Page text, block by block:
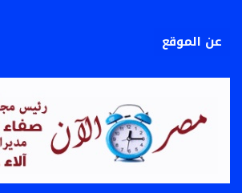
عن الموقع